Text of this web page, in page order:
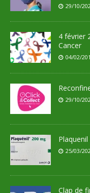
29/10/
4 février
Cancer
04/02/
29/10/
25/03/
Clap de